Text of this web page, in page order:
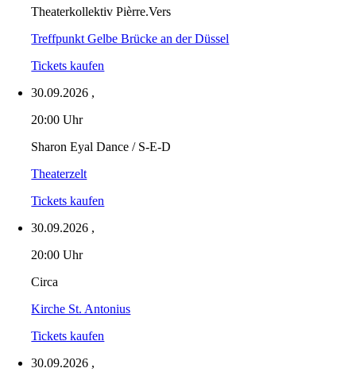
Theaterkollektiv Pièrre.Vers
Treffpunkt Gelbe Brücke an der Düssel
Tickets kaufen
30.09.2026 ,
20:00 Uhr
Sharon Eyal Dance / S-E-D
Theaterzelt
Tickets kaufen
30.09.2026 ,
20:00 Uhr
Circa
Kirche St. Antonius
Tickets kaufen
30.09.2026 ,